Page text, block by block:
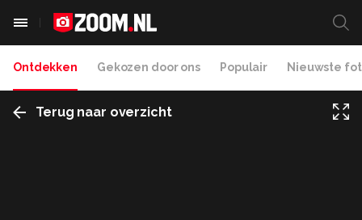
Ontdekken Gekozen door ons Populair Nieuwste
Terug naar overzicht